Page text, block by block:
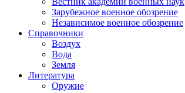
Зарубежное военное обозрение
Независимое военное обозрение
Справочники
Воздух
Вода
Земля
Литература
Оружие